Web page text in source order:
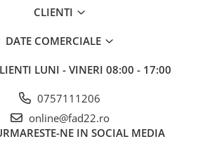
si stechere
iluminat
CLIENTI
DATE COMERCIALE
LUNI - VINERI 08:00 - 17:00
0757111206
online@fad22.ro
NE IN SOCIAL MEDIA